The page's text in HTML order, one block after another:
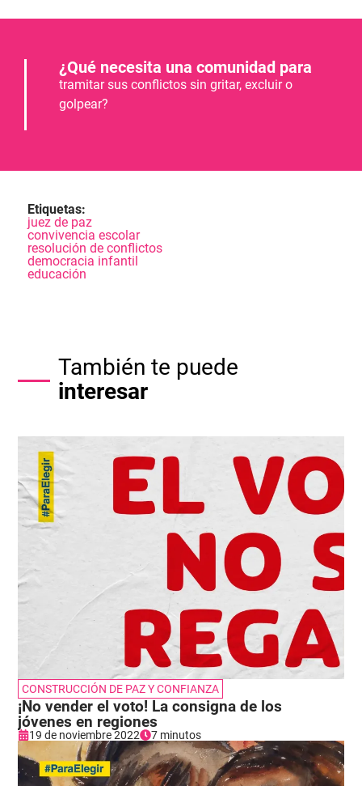
¿Qué necesita una comunidad para
tramitar sus conflictos sin gritar, excluir o
golpear?
Etiquetas:
juez de paz
convivencia escolar
resolución de conflictos
democracia infantil
educación
También te puede
interesar
CONSTRUCCIÓN DE PAZ Y CONFIANZA
¡No vender el voto! La consigna de los
jóvenes en regiones
19 de noviembre 2022 7 minutos